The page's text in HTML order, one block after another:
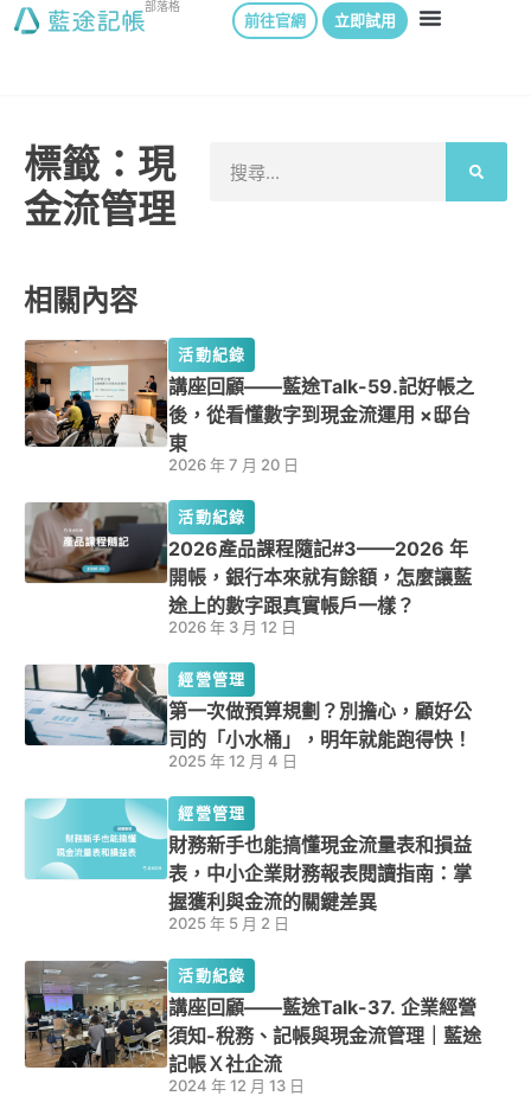
部落格
前往官網 立即試用
標籤：現
金流管理
相關內容
活動紀錄
講座回顧——藍途Talk-59.記好帳之
後，從看懂數字到現金流運用 ×邸台
東
2026 年 7 月 20 日
活動紀錄
2026產品課程隨記#3——2026 年
開帳，銀行本來就有餘額，怎麼讓藍
途上的數字跟真實帳戶一樣？
2026 年 3 月 12 日
經營管理
第一次做預算規劃？別擔心，顧好公
司的「小水桶」，明年就能跑得快！
2025 年 12 月 4 日
經營管理
財務新手也能搞懂現金流量表和損益
表，中小企業財務報表閱讀指南：掌
握獲利與金流的關鍵差異
2025 年 5 月 2 日
活動紀錄
講座回顧——藍途Talk-37. 企業經營
須知-稅務、記帳與現金流管理｜藍途
記帳Ｘ社企流
2024 年 12 月 13 日